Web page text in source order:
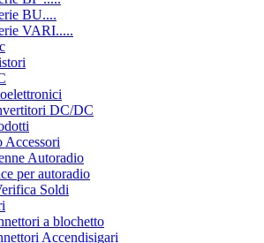
BU....
VARI.....
DC/DC
Accessori
Autoradio
per autoradio
Soldi
a blochetto
Accendisigari